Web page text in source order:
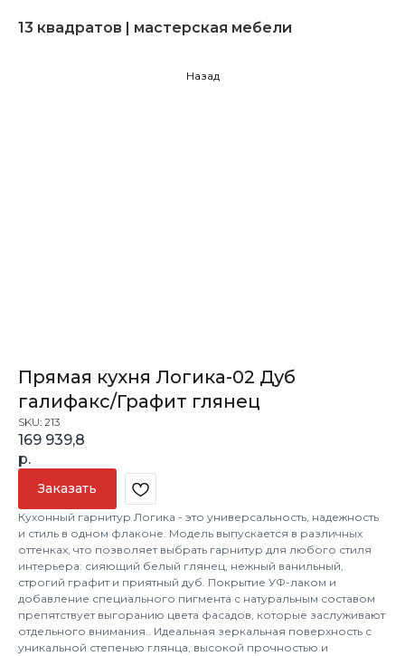
13 квадратов | мастерская мебели
Назад
Прямая кухня Логика-02 Дуб
галифакс/Графит глянец
SKU: 213
169 939,8
р.
Заказать
Кухонный гарнитур Логика - это универсальность, надежность
и стиль в одном флаконе. Модель выпускается в различных
оттенках, что позволяет выбрать гарнитур для любого стиля
интерьера: сияющий белый глянец, нежный ванильный,
строгий графит и приятный дуб. Покрытие УФ-лаком и
добавление специального пигмента с натуральным составом
препятствует выгоранию цвета фасадов, которые заслуживают
отдельного внимания.. Идеальная зеркальная поверхность с
уникальной степенью глянца, высокой прочностью и